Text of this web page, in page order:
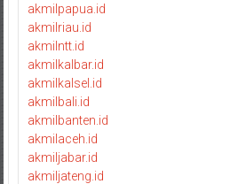
akmilpapua.id
akmilriau.id
akmilntt.id
akmilkalbar.id
akmilkalsel.id
akmilbali.id
akmilbanten.id
akmilaceh.id
akmiljabar.id
akmiljateng.id